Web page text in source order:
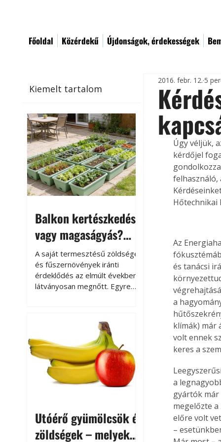
Főoldal Közérdekű Újdonságok, érdekességek
Kiemelt tartalom
Balkon kertészkedés
vagy magaságyás?
Helytakarékos
kertészkedés
A saját termesztésű zöldségek
és fűszernövények iránti
érdeklődés az elmúlt években
látványosan megnőtt. Egyre
kertészkedés sokak számára
kikapcsolódást és feltöltődést
is jelent.
Utóérő gyümölcsök és
zöldségek – melyek
2016. febr. 12. 5
Úgy véljük,
kérdőjel
felhasználó,
Hőtechnikai
Az
és tanácsi
a
klímák) már
volt ennek
keres a
a
gyártók már
megelőzte
előre volt
–